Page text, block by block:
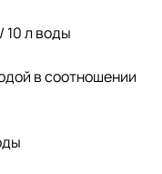
10 л воды
в соотношении